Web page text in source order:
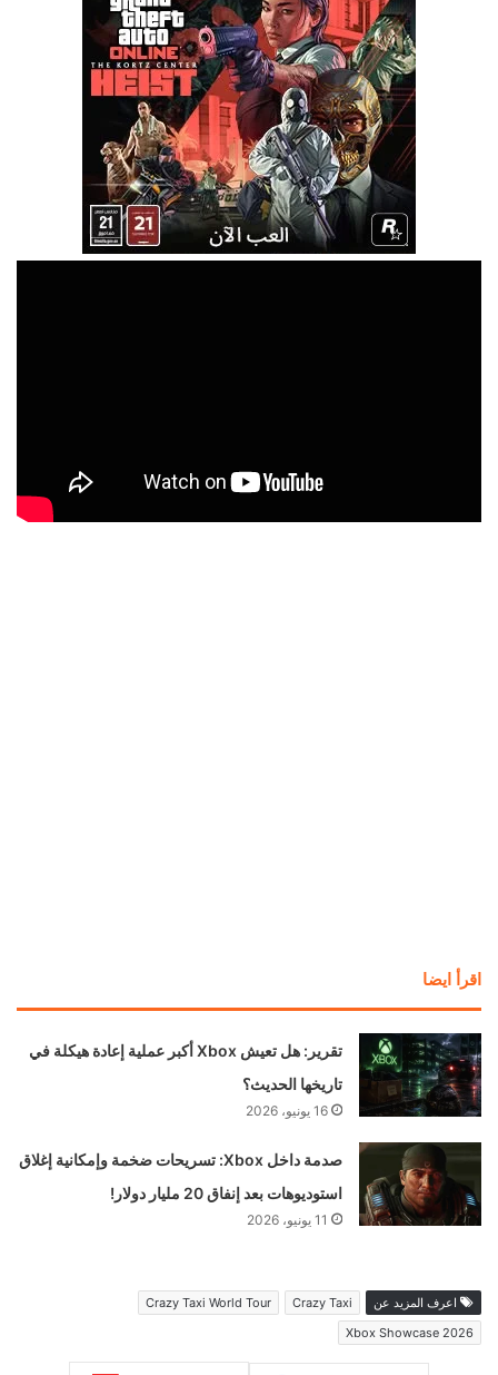
اقرأ ايضا
تقرير: هل تعيش Xbox أكبر عملية إعادة هيكلة في
تاريخها الحديث؟
16 يونيو، 2026
صدمة داخل Xbox: تسريحات ضخمة وإمكانية إغلاق
استوديوهات بعد إنفاق 20 مليار دولار!
11 يونيو، 2026
اعرف المزيد عن Crazy Taxi
Crazy Taxi World Tour
Xbox Showcase 2026